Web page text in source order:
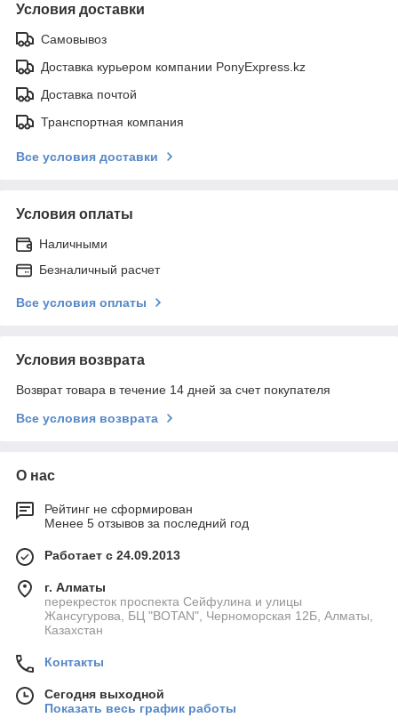
Условия доставки
Самовывоз
Доставка курьером компании PonyExpress.kz
Доставка почтой
Транспортная компания
Все условия доставки
Условия оплаты
Наличными
Безналичный расчет
Все условия оплаты
Условия возврата
Возврат товара в течение 14 дней за счет покупателя
Все условия возврата
О нас
Рейтинг не сформирован
Менее 5 отзывов за последний год
Работает с 24.09.2013
г. Алматы
перекресток проспекта Сейфулина и улицы
Жансугурова, БЦ "BOTAN", Черноморская 12Б, Алматы,
Казахстан
Контакты
Сегодня выходной
Показать весь график работы